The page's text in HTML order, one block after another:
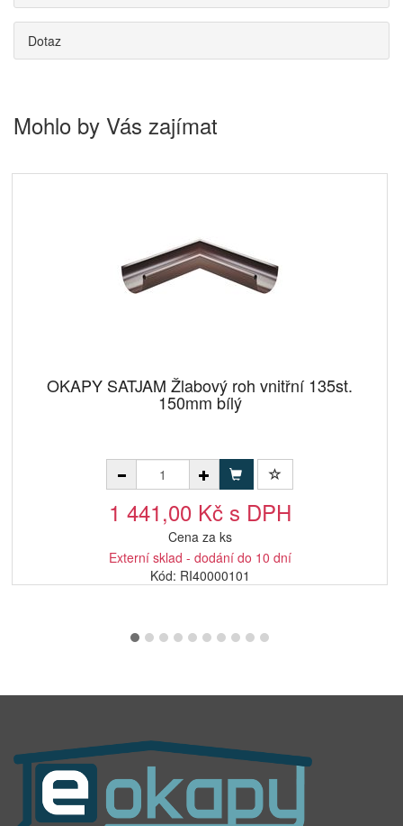
Dotaz
Mohlo by Vás zajímat
OKAPY SATJAM Žlabový roh vnitřní 135st.
150mm bílý
1 441,00 Kč s DPH
Cena za ks
Externí sklad - dodání do 10 dní
Kód: RI40000101